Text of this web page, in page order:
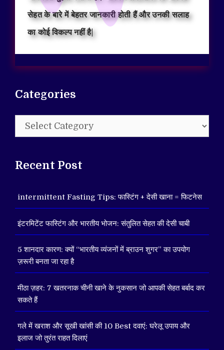
सेहत के बारे में बेहतर जानकारी होती हैं और उनकी सलाह
का कोई विकल्प नहीं है|
Categories
Categories
Recent Post
intermittent Fasting Tips: फास्टिंग + देसी खाना = फिटनेस
इंटरमिटेंट फास्टिंग और भारतीय भोजन: संतुलित सेहत की देसी चाबी
5 शानदार कारण: क्यों “भारतीय व्यंजनों में ब्राउन शुगर” का उपयोग
ज़रूरी बनता जा रहा है
मीठा ज़हर: 7 खतरनाक चीनी खाने के नुकसान जो आपकी सेहत बर्बाद कर
सकते हैं
गले में खराश और सूखी खांसी की 10 Best दवाएं: घरेलू उपाय और
इलाज जो तुरंत राहत दिलाएं